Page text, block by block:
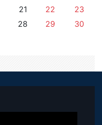
21 22
23
28 29
30